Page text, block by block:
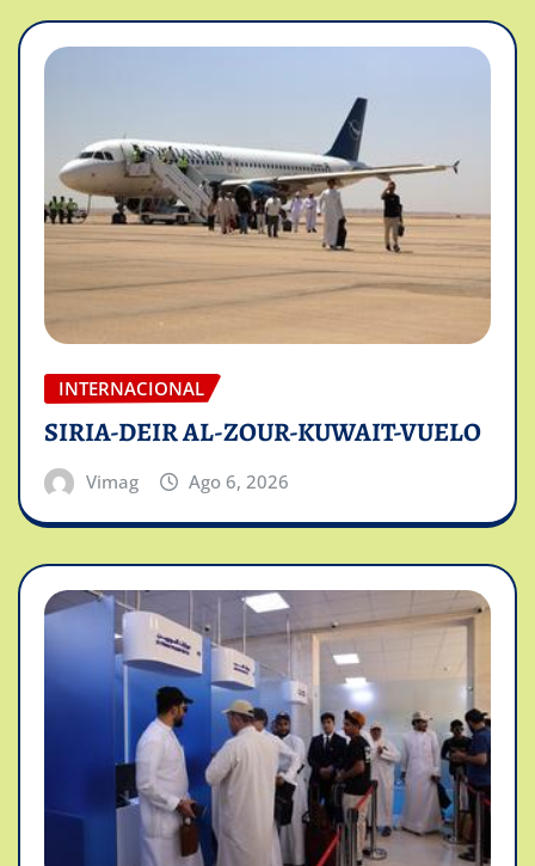
INTERNACIONAL
SIRIA-DEIR AL-ZOUR-KUWAIT-VUELO
Vimag Ago 6, 2026